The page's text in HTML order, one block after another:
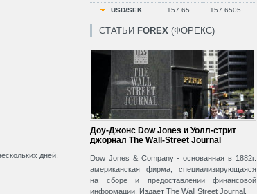
дней.
USD/SEK
157.65 157.6505
СТАТЬИ FOREX (ФОРЕКС)
Доу-Джонс Dow Jones и Уолл-стрит
джорнал The Wall-Street Journal
Dow Jones & Company - основанная в 1882г.
американская фирма, специализирующаяся
на сборе и предоставлении финансовой
информации. Издает The Wall Street Journal.